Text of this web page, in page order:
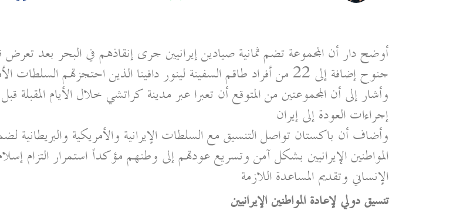
أوضح دار أن المجموعة تضم ثمانية صيادين إيرانيين جرى إنقاذهم في البحر بعد
جنوح إضافة إلى 22 من أفراد طاقم السفينة لينور دافينا الذين احتجزتهم السلطات الأمريكية مؤخراً
وأشار إلى أن المجموعتين من المتوقع أن تعبرا عبر مدينة كراتشي خلال الأيام المقبلة
إجراءات العودة إلى إيران
وأضاف أن باكستان تواصل التنسيق مع السلطات الإيرانية والأمريكية والبريطانية
المواطنين الإيرانيين بشكل آمن وتسريع عودتهم إلى وطنهم مؤكداً استمرار التزام
الإنساني وتقديم المساعدة اللازمة
تنسيق دولي لإعادة المواطنين الإيرانيين